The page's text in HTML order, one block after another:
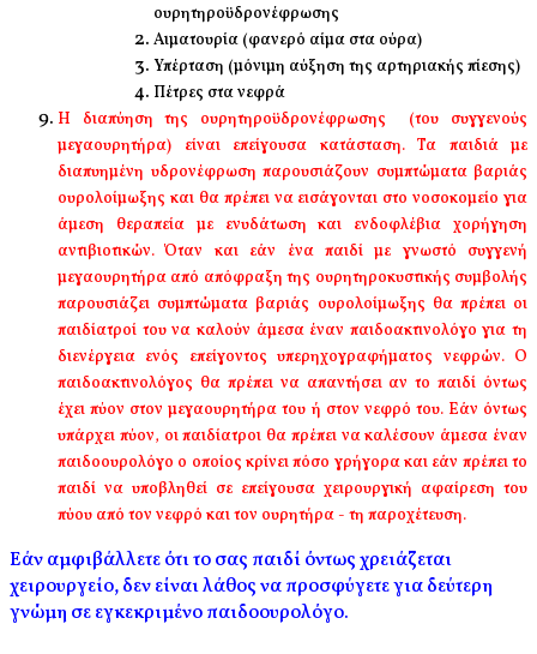
ουρητηροϋδρονέφρωσης
Αιματουρία (φανερό αίμα στα ούρα)
Υπέρταση (μόνιμη αύξηση της αρτηριακής πίεσης)
Πέτρες στα νεφρά
Η διαπύηση της ουρητηροϋδρονέφρωσης (του συγγενούς
μεγαουρητήρα) είναι επείγουσα κατάσταση. Τα παιδιά με
διαπυημένη υδρονέφρωση παρουσιάζουν συμπτώματα βαριάς
ουρολοίμωξης και θα πρέπει να εισάγονται στο νοσοκομείο για
άμεση θεραπεία με ενυδάτωση και ενδοφλέβια χορήγηση
αντιβιοτικών. Όταν και εάν ένα παιδί με γνωστό συγγενή
μεγαουρητήρα από απόφραξη της ουρητηροκυστικής συμβολής
παρουσιάζει συμπτώματα βαριάς ουρολοίμωξης θα πρέπει οι
παιδίατροί του να καλούν άμεσα έναν παιδοακτινολόγο για τη
διενέργεια ενός επείγοντος υπερηχογραφήματος νεφρών. Ο
παιδοακτινολόγος θα πρέπει να απαντήσει αν το παιδί όντως
έχει πύον στον μεγαουρητήρα του ή στον νεφρό του. Εάν όντως
υπάρχει πύον, οι παιδίατροι θα πρέπει να καλέσουν άμεσα έναν
παιδοουρολόγο ο οποίος κρίνει πόσο γρήγορα και εάν πρέπει το
παιδί να υποβληθεί σε επείγουσα χειρουργική αφαίρεση του
πύου από τον νεφρό και τον ουρητήρα - τη παροχέτευση.
Εάν αμφιβάλλετε ότι το σας παιδί όντως χρειάζεται
χειρουργείο, δεν είναι λάθος να προσφύγετε για δεύτερη
γνώμη σε εγκεκριμένο παιδοουρολόγο.